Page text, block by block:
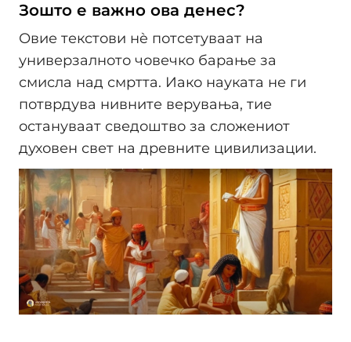
Зошто е важно ова денес?
Овие текстови нè потсетуваат на
универзалното човечко барање за
смисла над смртта. Иако науката не ги
потврдува нивните верувања, тие
остануваат сведоштво за сложениот
духовен свет на древните цивилизации.